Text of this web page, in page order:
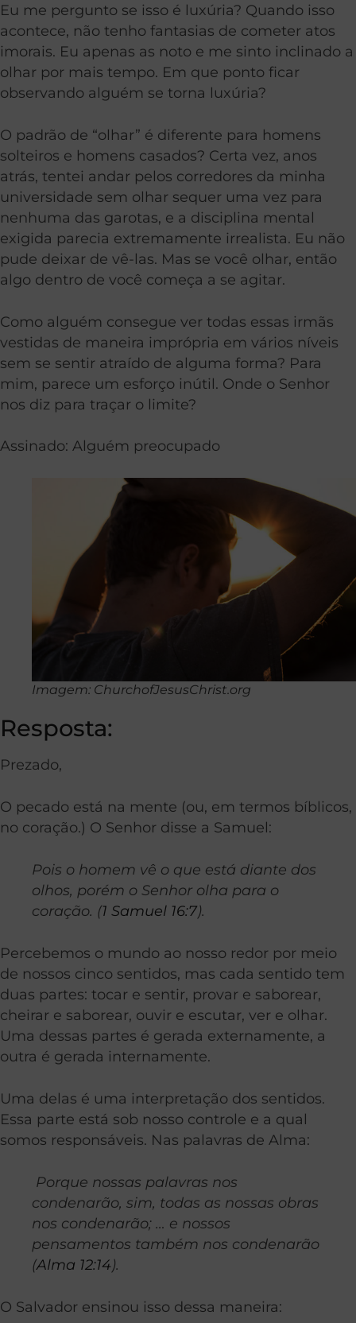
Eu me pergunto se isso é luxúria? Quando isso
acontece, não tenho fantasias de cometer atos
imorais. Eu apenas as noto e me sinto inclinado a
olhar por mais tempo. Em que ponto ficar
observando alguém se torna luxúria?
O padrão de “olhar” é diferente para homens
solteiros e homens casados? Certa vez, anos
atrás, tentei andar pelos corredores da minha
universidade sem olhar sequer uma vez para
nenhuma das garotas, e a disciplina mental
exigida parecia extremamente irrealista. Eu não
pude deixar de vê-las. Mas se você olhar, então
algo dentro de você começa a se agitar.
Como alguém consegue ver todas essas irmãs
vestidas de maneira imprópria em vários níveis
sem se sentir atraído de alguma forma? Para
mim, parece um esforço inútil. Onde o Senhor
nos diz para traçar o limite?
Assinado: Alguém preocupado
Imagem: ChurchofJesusChrist.org
Resposta:
Prezado,
O pecado está na mente (ou, em termos bíblicos,
no coração.) O Senhor disse a Samuel:
Pois o homem vê o que está diante dos
olhos, porém o Senhor olha para o
coração. (1 Samuel 16:7).
Percebemos o mundo ao nosso redor por meio
de nossos cinco sentidos, mas cada sentido tem
duas partes: tocar e sentir, provar e saborear,
cheirar e saborear, ouvir e escutar, ver e olhar.
Uma dessas partes é gerada externamente, a
outra é gerada internamente.
Uma delas é uma interpretação dos sentidos.
Essa parte está sob nosso controle e a qual
somos responsáveis. Nas palavras de Alma:
Porque nossas palavras nos
condenarão, sim, todas as nossas obras
nos condenarão; … e nossos
pensamentos também nos condenarão
(Alma 12:14).
O Salvador ensinou isso dessa maneira: